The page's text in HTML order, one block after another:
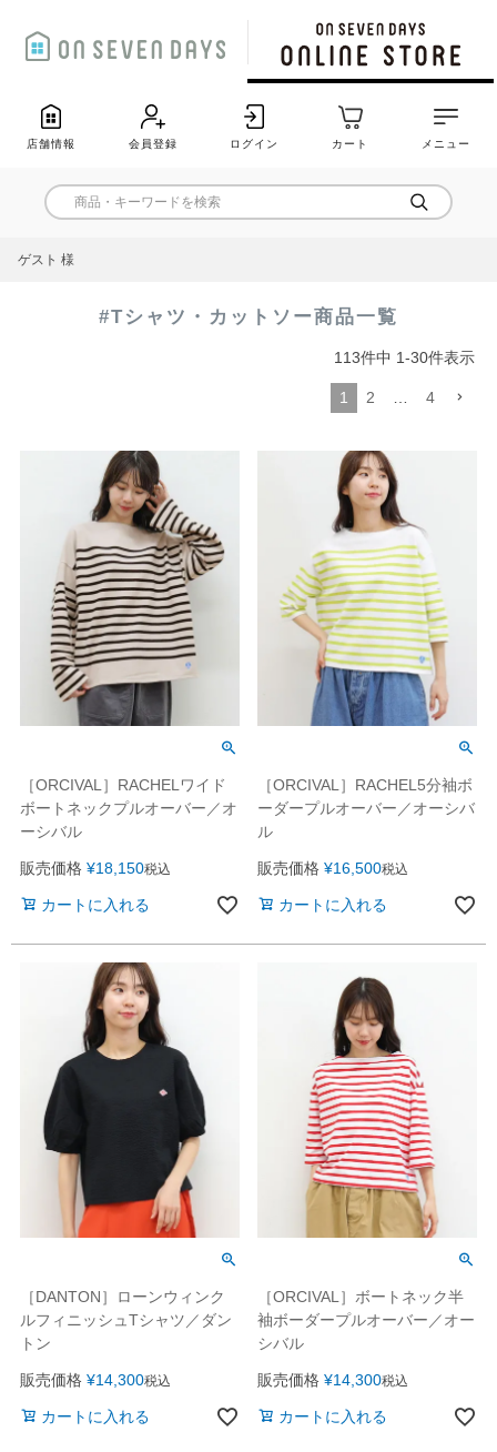
店舗情報 会員登録 ログイン カート メニュー
ゲスト 様
#Tシャツ・カットソー商品一覧
113件中 1-30件表示
1 2 4
［ORCIVAL］RACHELワイド
ボートネックプルオーバー／オ
ーシバル
販売価格 ¥18,150税込
カートに入れる
［ORCIVAL］RACHEL5分袖ボ
ーダープルオーバー／オーシバ
ル
販売価格 ¥16,500税込
カートに入れる
［DANTON］ローンウィンク
ルフィニッシュTシャツ／ダン
トン
販売価格 ¥14,300税込
カートに入れる
［ORCIVAL］ボートネック半
袖ボーダープルオーバー／オー
シバル
販売価格 ¥14,300税込
カートに入れる